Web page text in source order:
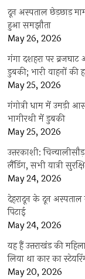
दून अस्पताल छेड़छाड़
हुआ समझौता
May 26, 2026
गंगा दशहरा पर
डुबकी; भारी वाहनों की
May 25, 2026
गंगोत्री धाम में उमड़ी
भागीरथी में डुबकी
May 25, 2026
उत्तरकाशी:
लैंडिंग, सभी यात्री
May 24, 2026
देहरादून के दून अस्पताल
पिटाई
May 24, 2026
यह हैं उत्तराखंड की
लिया था कार का
May 20, 2026